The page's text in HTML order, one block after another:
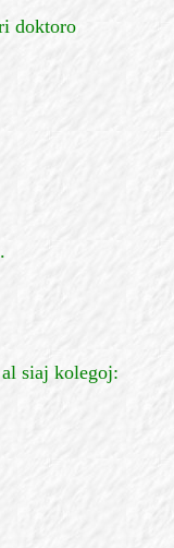
doktoro
siaj kolegoj: